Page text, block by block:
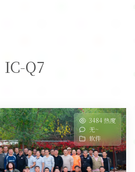
IC-Q7
3484 热度
无~
软件